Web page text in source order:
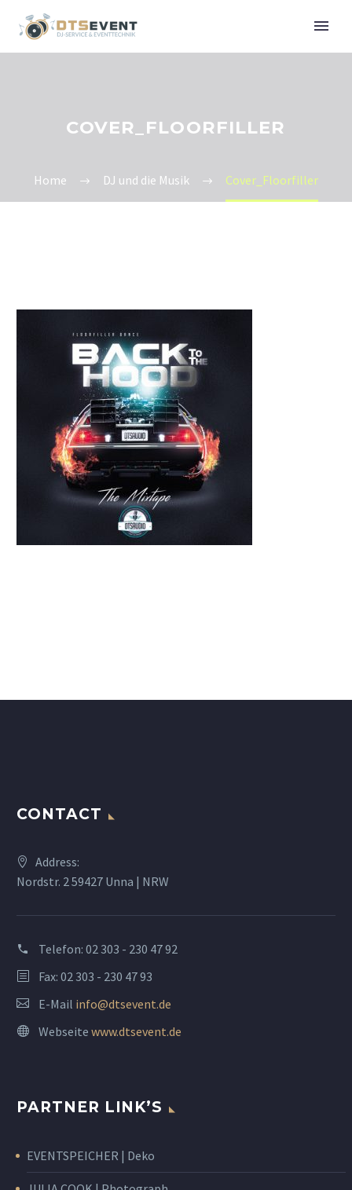
COVER_FLOORFILLER
Home DJ und die Musik Cover_Floorfiller
CONTACT
Address:
Nordstr. 2 59427 Unna | NRW
Telefon: 02 303 - 230 47 92
Fax: 02 303 - 230 47 93
E-Mail info@dtsevent.de
Webseite www.dtsevent.de
PARTNER LINK’S
EVENTSPEICHER | Deko